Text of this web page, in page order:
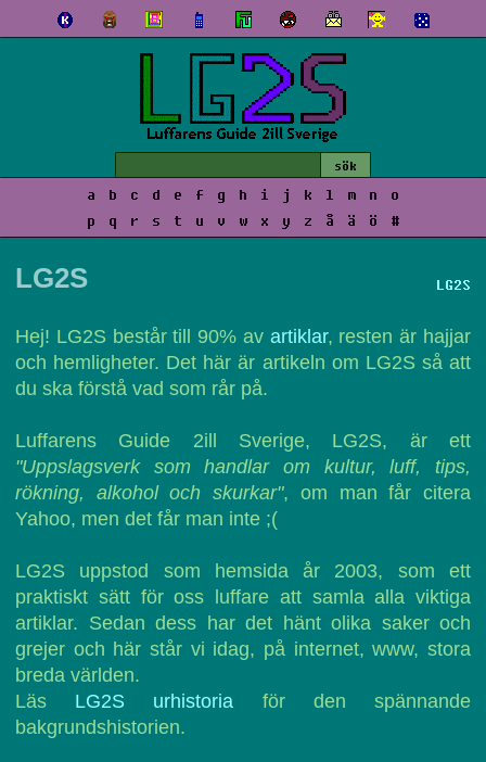
a b c d e f g h i j k l m n
o
p
q r s t u v w x y z å ä ö #
LG2S
LG2S
Hej! LG2S består till 90% av artiklar, resten är hajjar
och hemligheter. Det här är artikeln om LG2S så att
du ska förstå vad som rår på.
Luffarens Guide 2ill Sverige, LG2S, är ett
"Uppslagsverk som handlar om kultur, luff, tips,
rökning, alkohol och skurkar", om man får citera
Yahoo, men det får man inte ;(
LG2S uppstod som hemsida år 2003, som ett
praktiskt sätt för oss luffare att samla alla viktiga
artiklar. Sedan dess har det hänt olika saker och
grejer och här står vi idag, på internet, www, stora
breda världen.
Läs LG2S urhistoria för den spännande
bakgrundshistorien.